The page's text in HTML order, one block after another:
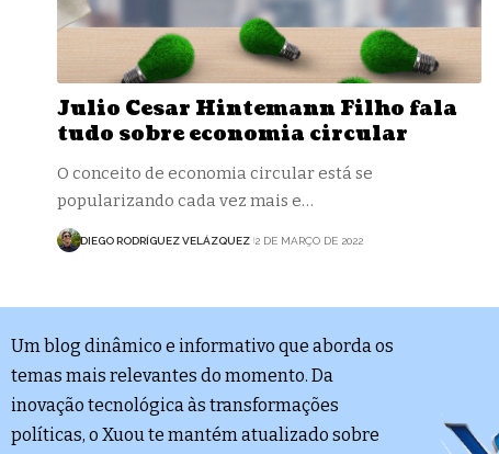
Julio Cesar Hintemann Filho fala
tudo sobre economia circular
O conceito de economia circular está se
popularizando cada vez mais e…
DIEGO RODRÍGUEZ VELÁZQUEZ 2 DE MARÇO DE 2022
Um blog dinâmico e informativo que aborda os
temas mais relevantes do momento. Da
inovação tecnológica às transformações
políticas, o Xuou te mantém atualizado sobre